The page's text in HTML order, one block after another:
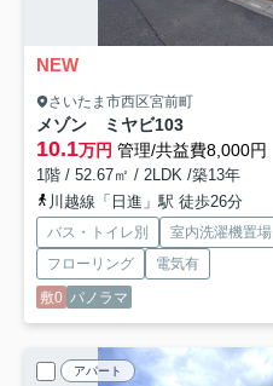
NEW
さいたま市西区宮前町
メゾン ミヤビ103
10.1万円 管理/共益費8,000円
1階 / 52.67㎡ / 2LDK /築13年
川越線「日進」駅 徒歩26分
バス・トイレ別 室内洗濯機置場
フローリング
電気有
敷0 パノラマ
アパート